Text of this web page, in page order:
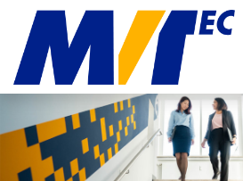
Deutsch Englisch
Stellenangebote